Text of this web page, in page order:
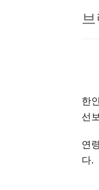
한
선
연
다.